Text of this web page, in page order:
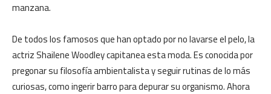
manzana.
De todos los famosos que han optado por no lavarse el pelo, la
actriz Shailene Woodley capitanea esta moda. Es conocida por
pregonar su filosofía ambientalista y seguir rutinas de lo más
curiosas, como ingerir barro para depurar su organismo. Ahora